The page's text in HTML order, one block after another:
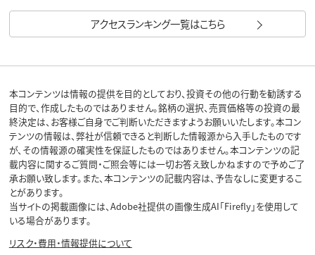
アクセスランキング一覧はこちら
本コンテンツは情報の提供を目的としており、投資その他の行動を勧誘する
目的で、作成したものではありません。銘柄の選択、売買価格等の投資の最
終決定は、お客様ご自身でご判断いただきますようお願いいたします。本コン
テンツの情報は、弊社が信頼できると判断した情報源から入手したものです
が、その情報源の確実性を保証したものではありません。本コンテンツの記
載内容に関するご質問・ご照会等には一切お答え致しかねますので予めご了
承お願い致します。また、本コンテンツの記載内容は、予告なしに変更するこ
とがあります。
当サイトの掲載画像には、Adobe社提供の画像生成AI「Firefly」を使用して
いる場合があります。
リスク・費用・情報提供について